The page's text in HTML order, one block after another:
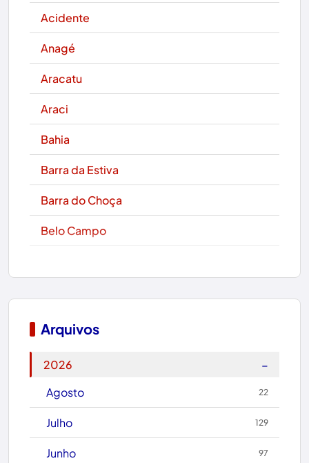
Acidente
Anagé
Aracatu
Araci
Bahia
Barra da Estiva
Barra do Choça
Belo Campo
Boquira
Arquivos
2026
−
Agosto
22
Julho 129
Junho 97